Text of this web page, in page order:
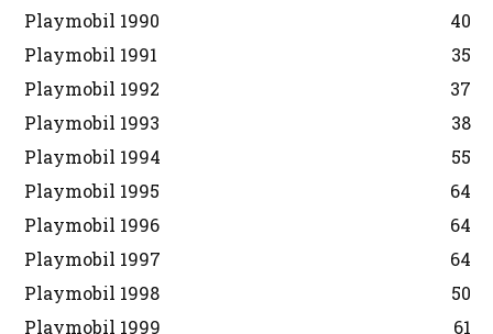
Playmobil 1990
40
Playmobil 1991
35
Playmobil 1992
37
Playmobil 1993
38
Playmobil 1994
55
Playmobil 1995
64
Playmobil 1996
64
Playmobil 1997
64
Playmobil 1998
50
Playmobil 1999
61